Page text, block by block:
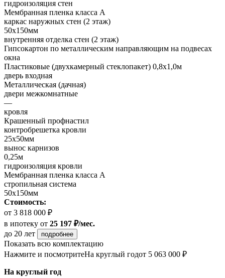
гидроизоляция стен
Мембранная пленка класса А
каркас наружных стен (2 этаж)
50х150мм
внутренняя отделка стен (2 этаж)
Гипсокартон по металлическим направляющим на подвесах
окна
Пластиковые (двухкамерный стеклопакет) 0,8х1,0м
дверь входная
Металлическая (дачная)
двери межкомнатные
—
кровля
Крашенный профнастил
контробрешетка кровли
25х50мм
вынос карнизов
0,25м
гидроизоляция кровли
Мембранная пленка класса А
стропильная система
50х150мм
Стоимость:
от 3 818 000 ₽
в ипотеку от 25 197 ₽/мес.
до 20 лет
подробнее
Показать всю комплектацию
Нажмите и посмотритеНа круглый годот 5 063 000 ₽
На круглый год